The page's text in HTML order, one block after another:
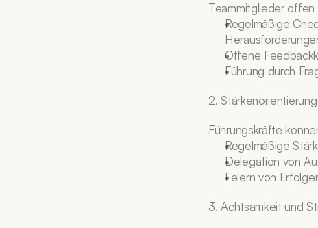
Teammitglieder
Regelmäßige
Offene
Führung durch
2.
Führungskräfte
Regelmäßige
Delegation von
Feiern von
3. Achtsamkeit und